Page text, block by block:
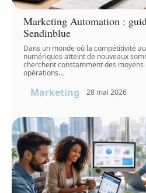
Marketing Automation :
Sendinblue
Dans un monde où la compétitivité
numériques atteint de nouveaux
cherchent constamment des
opérations…
Marketing 28 mai 2026